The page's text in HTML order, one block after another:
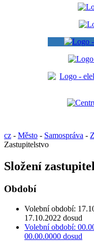
cz - Město - Samospráva -
Zastupitelstvo
Složení
Období
Volební období:
17.10.2022 dosud
Volební období:
00.00.0000 dosud